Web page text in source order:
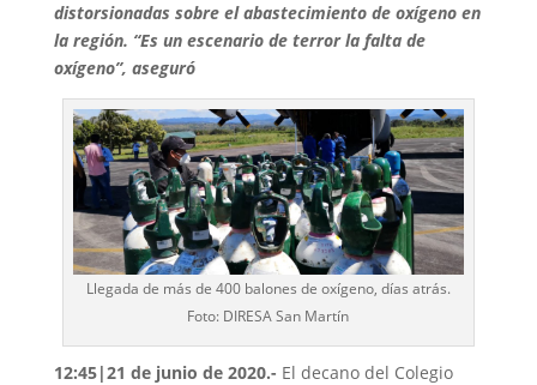
distorsionadas sobre el abastecimiento de oxígeno en
la región. “Es un escenario de terror la falta de
oxígeno”, aseguró
Llegada de más de 400 balones de oxígeno, días atrás.
Foto: DIRESA San Martín
12:45|21 de junio de 2020.- El decano del Colegio